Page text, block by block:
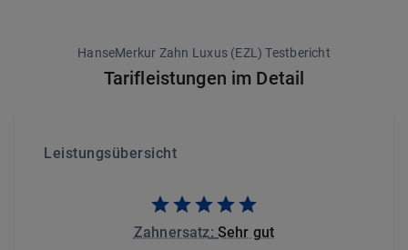
HanseMerkur Zahn Luxus (EZL) Testbericht
Tarifleistungen im Detail
Leistungsübersicht
Zahnersatz: Sehr gut